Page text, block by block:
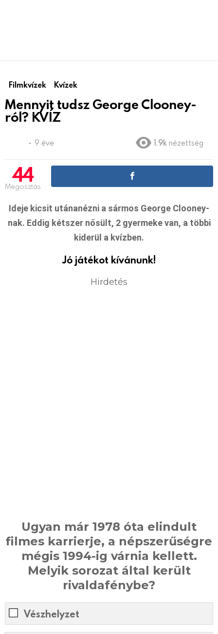
Filmkvízek Kvízek
Mennyit tudsz George Clooney-
ról? KVÍZ
9 éve 1.9k nézettség
44
Megosztás
Ideje kicsit utánanézni a sármos George Clooney-
nak. Eddig kétszer nősült, 2 gyermeke van, a többi
kiderül a kvízben.
Jó játékot kívánunk!
Hirdetés
Ugyan már 1978 óta elindult
filmes karrierje, a népszerűségre
mégis 1994-ig várnia kellett.
Melyik sorozat által került
rivaldafénybe?
Vészhelyzet